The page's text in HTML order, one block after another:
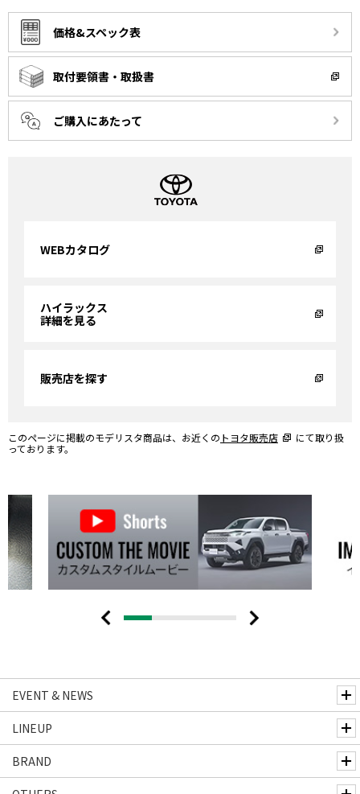
価格&スペック表
取付要領書・取扱書
ご購入にあたって
WEBカタログ
ハイラックス
詳細を見る
販売店を探す
このページに掲載のモデリスタ商品は、お近くの トヨタ販売店
にて取り扱
っております。
EVENT & NEWS
LINEUP
BRAND